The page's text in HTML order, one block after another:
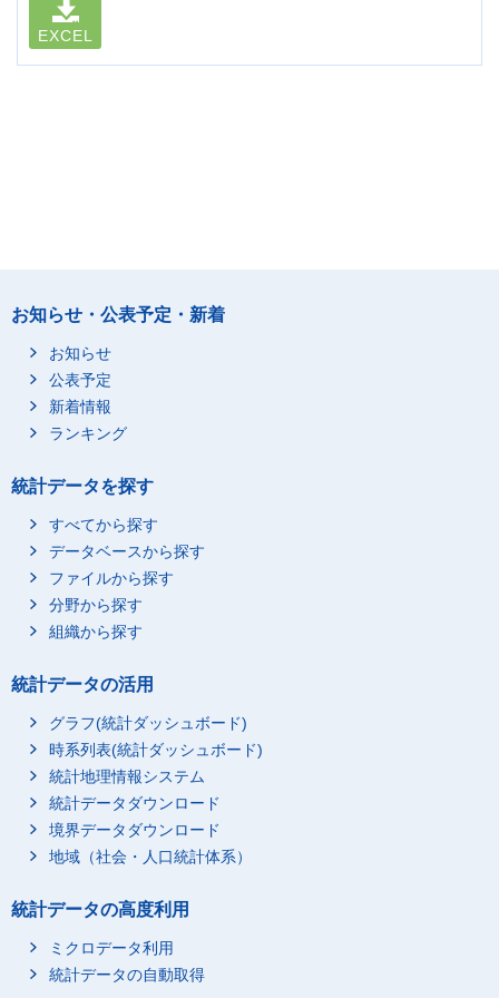
EXCEL
お知らせ・公表予定・新着
お知らせ
公表予定
新着情報
ランキング
統計データを探す
すべてから探す
データベースから探す
ファイルから探す
分野から探す
組織から探す
統計データの活用
グラフ(統計ダッシュボード)
時系列表(統計ダッシュボード)
統計地理情報システム
統計データダウンロード
境界データダウンロード
地域（社会・人口統計体系）
統計データの高度利用
ミクロデータ利用
統計データの自動取得